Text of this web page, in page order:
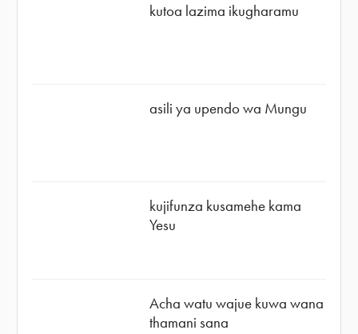
kutoa lazima ikugharamu
asili ya upendo wa Mungu
kujifunza kusamehe kama
Yesu
Acha watu wajue kuwa wana
thamani sana